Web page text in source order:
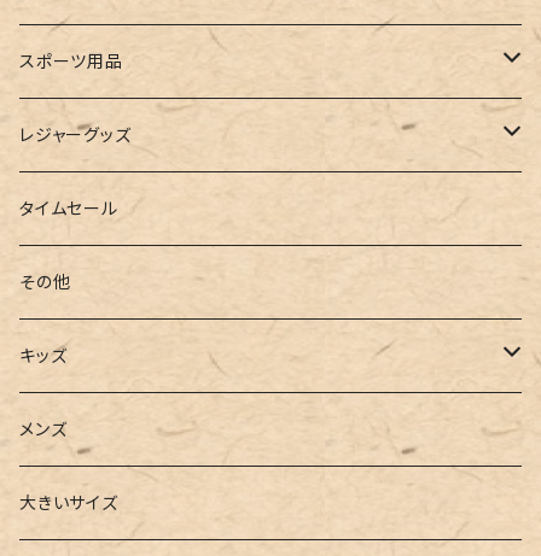
ルームシューズ
インソール
ローファー
ハンドバッグ
ボストンバッグ
バンドゥ
タンキニ
キャミキニ
フィットネス
2点セット
3点セット
4点セット
ストール・マフラー
手袋
ポーチ
パスケース
ウォレット
カードケース
キーケース
レインコート
スポーツ用品
トレーニング・スポーツウェア
トレーニンググッズ
ヨガウェア
ヨガソックス
ヨガグッズ
ヨガマット
レジャーグッズ
ビーチグッズ
タイムセール
その他
キッズ
Girls
水着
Boys
メンズ
大きいサイズ